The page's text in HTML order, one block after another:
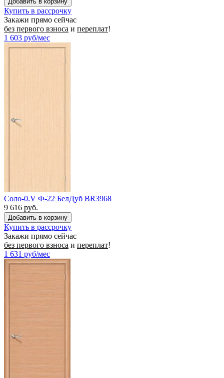
Купить в рассрочку
Закажи прямо сейчас
без первого взноса и переплат!
1 603 руб/мес
Соло-0.V Ф-22 БелДуб BR3968
9 616 руб.
Купить в рассрочку
Закажи прямо сейчас
без первого взноса и переплат!
1 631 руб/мес